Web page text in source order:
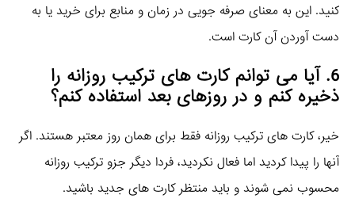
کنید. این به معنای صرفه‌ جویی در زمان و منابع برای خرید یا به
دست آوردن آن کارت است.
6. آیا می‌ توانم کارت‌ های ترکیب روزانه را
ذخیره کنم و در روزهای بعد استفاده کنم؟
خیر، کارت‌ های ترکیب روزانه فقط برای همان روز معتبر هستند. اگر
آنها را پیدا کردید اما فعال نکردید، فردا دیگر جزو ترکیب روزانه
محسوب نمی‌ شوند و باید منتظر کارت‌ های جدید باشید.